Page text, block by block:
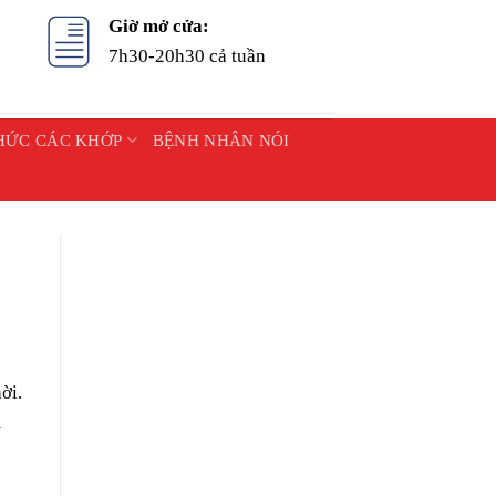
Giờ mở cửa:
7h30-20h30 cả tuần
CÁC KHỚP BỆNH NHÂN NÓI